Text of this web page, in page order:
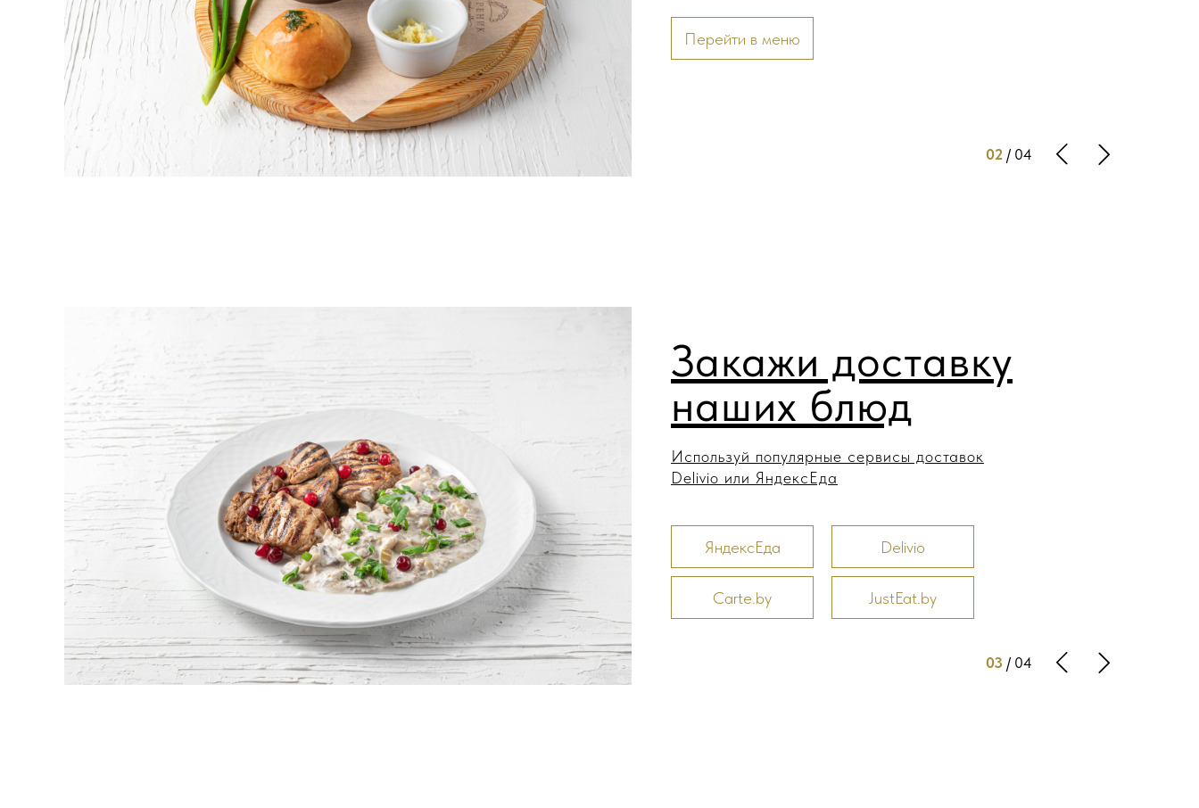
Перейти в меню
02 / 04
ЯндексЕда
Используй популярные сервисы доставок
Delivio или ЯндексЕда
Закажи доставку
наших блюд
Delivio
Carte.by JustEat.by
03 / 04